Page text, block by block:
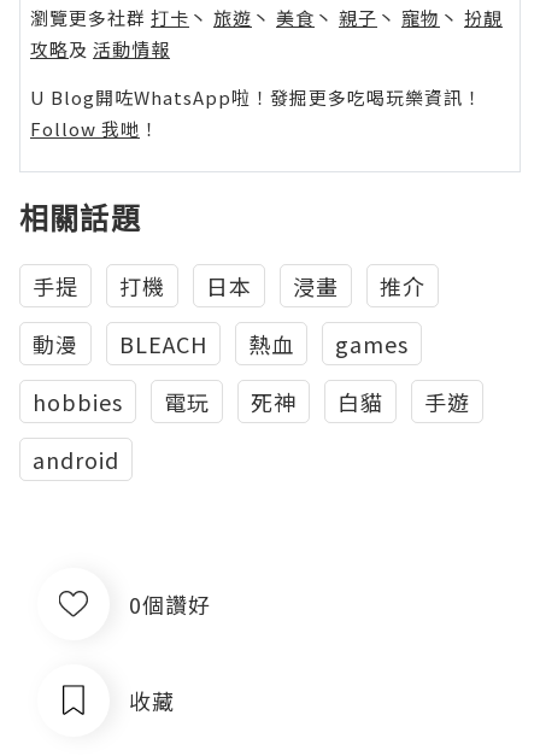
瀏覽更多社群 打卡 丶 旅遊 丶 美食 丶 親子 丶 寵物 丶 扮靚
攻略及 活動情報
U Blog開咗WhatsApp啦！發掘更多吃喝玩樂資訊！
Follow 我哋 ！
相關話題
手提 打機 日本 浸畫
推介
動漫
BLEACH 熱血
games
hobbies
電玩 死神 白貓
手遊
android
0個讚好
收藏